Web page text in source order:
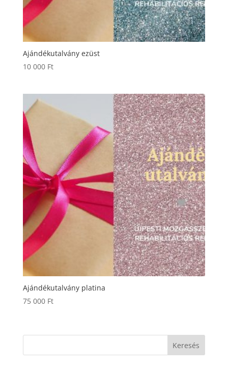
Ajándékutalvány ezüst
10 000 Ft
Ajándékutalvány platina
75 000 Ft